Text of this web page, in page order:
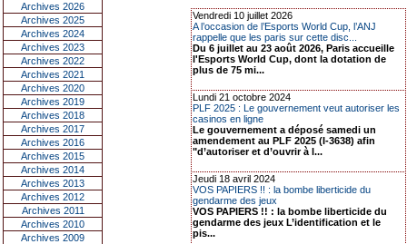
Archives 2026
Archives 2025
Archives 2024
Archives 2023
Archives 2022
Archives 2021
Archives 2020
Archives 2019
Archives 2018
Archives 2017
Archives 2016
Archives 2015
Archives 2014
Archives 2013
Archives 2012
Archives 2011
Archives 2010
Archives 2009
Vendredi 10 juillet 2026
A l’occasion de l’Esports World Cup, l’ANJ
rappelle que les paris sur cette disc...
Du 6 juillet au 23 août 2026, Paris accueille
l'Esports World Cup, dont la dotation de
plus de 75 mi...
Lundi 21 octobre 2024
PLF 2025 : Le gouvernement veut autoriser les
casinos en ligne
Le gouvernement a déposé samedi un
amendement au PLF 2025 (I-3638) afin
"d’autoriser et d’ouvrir à l...
Jeudi 18 avril 2024
VOS PAPIERS !! : la bombe liberticide du
gendarme des jeux
VOS PAPIERS !! : la bombe liberticide du
gendarme des jeux L’identification et le
pis...